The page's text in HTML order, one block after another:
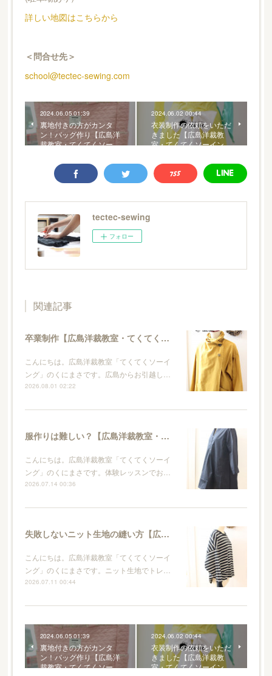
詳しい地図はこちらから
＜問合せ先＞
school@tectec-sewing.com
2024.06.05 01:39
裏地付きの方がカンタ
ン！バッグ作り【広島洋
裁教室・てくてくソー…
2024.06.02 00:44
衣装制作の依頼をいただ
きました【広島洋裁教
室・てくてくソーイン…
tectec-sewing
フォロー
関連記事
卒業制作【広島洋裁教室・てくてくソーイング】
こんにちは。広島洋裁教室「てくてくソーイ
ング」のくにまさです。広島からお引越し…
2026.08.01 02:22
服作りは難しい？【広島洋裁教室・てくてくソーイング】
こんにちは。広島洋裁教室「てくてくソーイ
ング」のくにまさです。体験レッスンでお…
2026.07.14 00:36
失敗しないニット生地の縫い方【広島洋裁教室・てくてくソーイング】
こんにちは。広島洋裁教室「てくてくソーイ
ング」のくにまさです。ニット生地でトレ…
2026.07.11 00:44
2024.06.05 01:39
裏地付きの方がカンタ
ン！バッグ作り【広島洋
裁教室・てくてくソー…
2024.06.02 00:44
衣装制作の依頼をいただ
きました【広島洋裁教
室・てくてくソーイン…